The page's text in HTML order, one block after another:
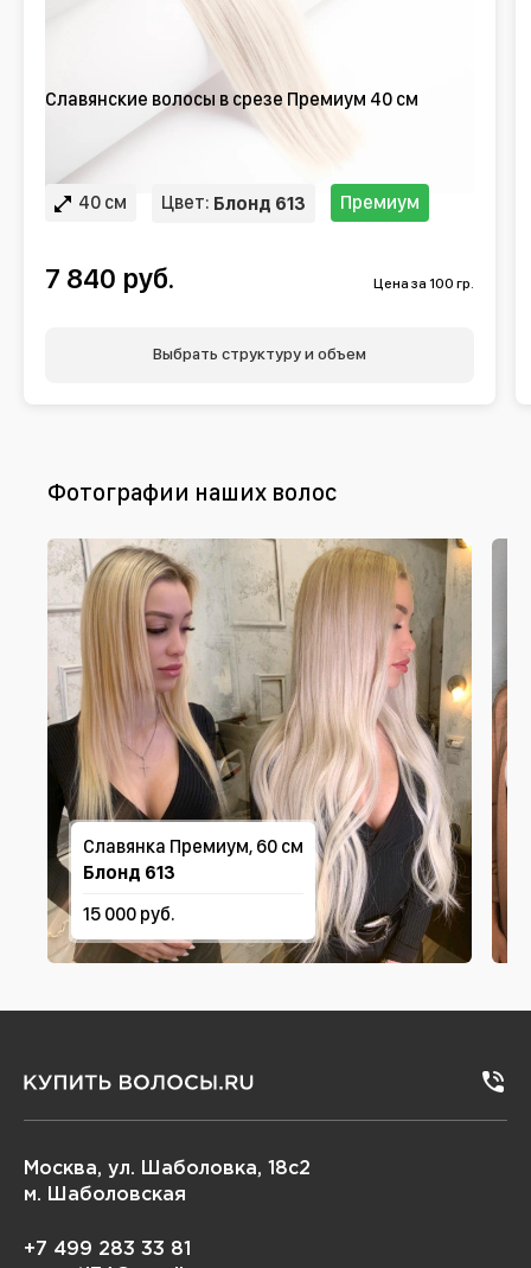
Славянские волосы в срезе Премиум 40 см
40 см Цвет: Блонд 613 Премиум
7 840 руб. Цена за 100 гр.
Выбрать структуру и объем
Фотографии наших волос
Славянка Премиум, 60 см
Блонд 613
15 000 руб.
Москва, ул. Шаболовка, 18с2
м. Шаболовская
+7 499 283 33 81